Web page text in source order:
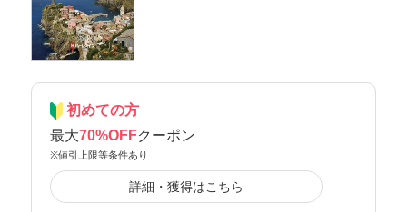
初めての方
最大70%OFFクーポン
※値引上限等条件あり
詳細・獲得はこちら